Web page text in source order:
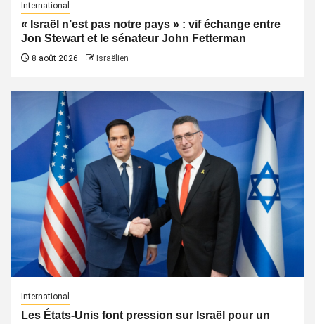
International
« Israël n’est pas notre pays » : vif échange entre
Jon Stewart et le sénateur John Fetterman
8 août 2026 Israëlien
International
Les États-Unis font pression sur Israël pour un